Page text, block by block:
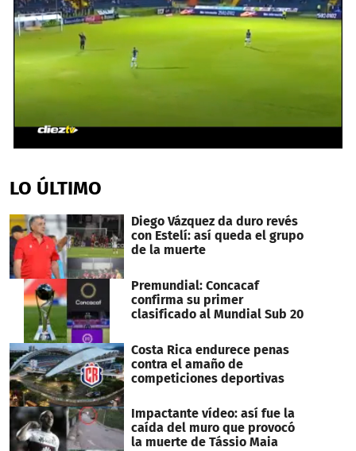
of
56
LO ÚLTIMO
Diego Vázquez da duro revés
con Estelí: así queda el grupo
de la muerte
Premundial: Concacaf
confirma su primer
clasificado al Mundial Sub 20
Costa Rica endurece penas
contra el amaño de
competiciones deportivas
Impactante vídeo: así fue la
caída del muro que provocó
la muerte de Tássio Maia